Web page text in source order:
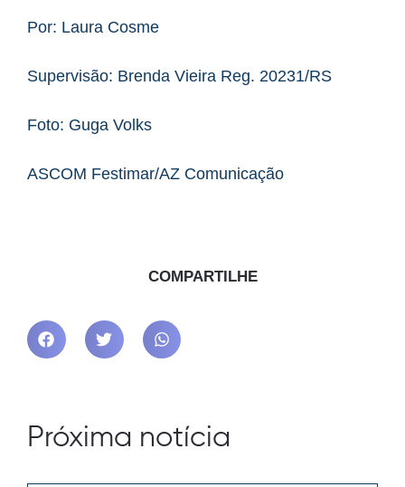
Por: Laura Cosme
Supervisão: Brenda Vieira Reg. 20231/RS
Foto: Guga Volks
ASCOM Festimar/AZ Comunicação
COMPARTILHE
Próxima notícia